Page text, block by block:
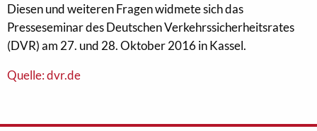
Diesen und weiteren Fragen widmete sich das
Presseseminar des Deutschen Verkehrssicherheitsrates
(DVR) am 27. und 28. Oktober 2016 in Kassel.
Quelle: dvr.de